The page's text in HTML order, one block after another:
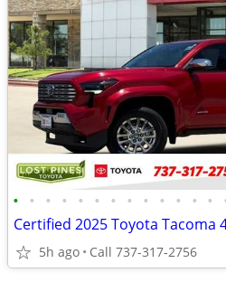
• • • • • • • • • • • • •
5h ago Call 737-317-2756